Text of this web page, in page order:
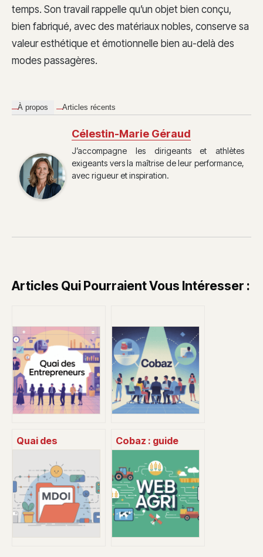
temps. Son travail rappelle qu’un objet bien conçu,
bien fabriqué, avec des matériaux nobles, conserve sa
valeur esthétique et émotionnelle bien au-delà des
modes passagères.
À propos Articles récents
Célestin-Marie Géraud
J’accompagne les dirigeants et athlètes
exigeants vers la maîtrise de leur performance,
avec rigueur et inspiration.
Articles Qui Pourraient Vous Intéresser :
Quai des
tout comprendre
sur l’événement, le
lieu et
l’écosystème
Cobaz : guide
complet pour
comprendre,
utiliser et
comparer la
solution